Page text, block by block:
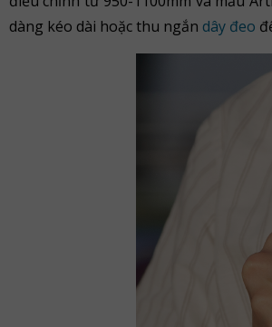
dàng kéo dài hoặc thu ngắn dây đeo